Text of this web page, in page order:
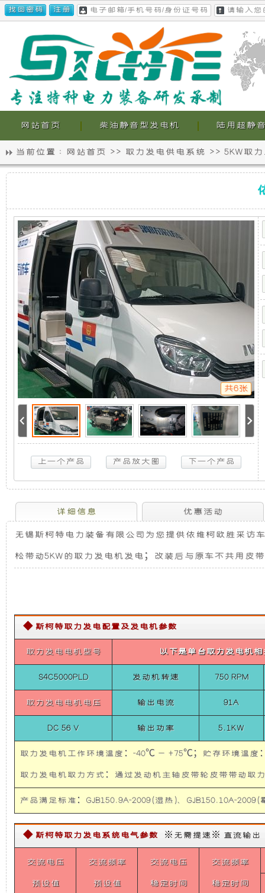
陆用超静
我
的
静
音
电
机
组
用
全
新
设
音
更
低，
能
稳
定，
柴油静音型发电机
静
发
电
机
组，
是
相
对
于
放
式
发
电
组
而
言，
在
基
上
增
网站首页
当前位置 : 网站首页 >> 取力发电供电系统 >> 5KW取
依
维
柯
欧
胜
采
访
车-5KW
取
力
发
电
机
供
电
系
统
依
维
柯
欧
胜
采
访
车-5KW
取
力
发
电
系
统
依
维
柯
欧
胜
采
访
车-5KW
取
力
发
电
机
供
电
系
统
依
维
柯
欧
胜
采
访
车-5KW
取
力
发
电
机
共6张
详细信息 优惠活动
无锡斯柯特电力装备有限公司为您提供依维柯欧胜采访
松带动5KW的取力发电机发电；改装后与原车不共用皮
◆ 斯柯特取力发电配置及发电机参数
取力发电电机型号 以下是单台取力发电机
S4C5000PLD 发动机转速 750 RPM
取力发电电机电压 输出电流 91A
DC 56 V 输出功率 5.1KW
取力发电机工作环境温度：-40℃ — +75℃；贮存环境温
取力发电机取力方式：通过发动机主轴皮带轮皮带
产品满足标准：GJB150.9A-2009(湿热)、GJB150.10A-
◆ 斯柯特取力发电系统电气参数 ※无需提速※ 直流输出
交流电压
预设值
交流频率
预设值
交流电压
稳定时间
交流频率
稳定时间